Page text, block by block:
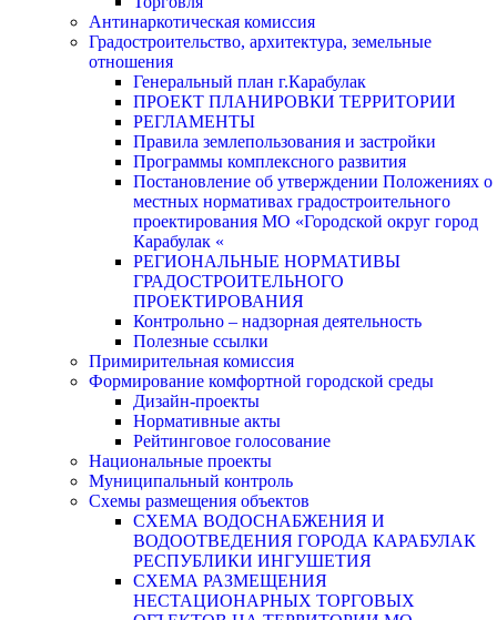
Антинаркотическая комиссия
Градостроительство, архитектура, земельные
отношения
Генеральный план г.Карабулак
ПРОЕКТ ПЛАНИРОВКИ ТЕРРИТОРИИ
РЕГЛАМЕНТЫ
Правила землепользования и застройки
Программы комплексного развития
Постановление об утверждении Положениях о
местных нормативах градостроительного
проектирования МО «Городской округ город
Карабулак «
РЕГИОНАЛЬНЫЕ НОРМАТИВЫ
ГРАДОСТРОИТЕЛЬНОГО
ПРОЕКТИРОВАНИЯ
Контрольно – надзорная деятельность
Полезные ссылки
Примирительная комиссия
Формирование комфортной городской среды
Дизайн-проекты
Нормативные акты
Рейтинговое голосование
Национальные проекты
Муниципальный контроль
Схемы размещения объектов
СХЕМА ВОДОСНАБЖЕНИЯ И
ВОДООТВЕДЕНИЯ ГОРОДА КАРАБУЛАК
РЕСПУБЛИКИ ИНГУШЕТИЯ
СХЕМА РАЗМЕЩЕНИЯ
НЕСТАЦИОНАРНЫХ ТОРГОВЫХ